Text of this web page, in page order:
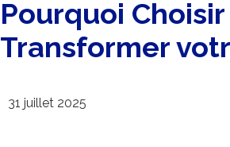
Pourquoi
Transformer
31 juillet 2025